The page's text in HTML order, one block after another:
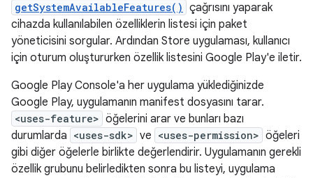
getSystemAvailableFeatures() çağrısını yaparak
cihazda kullanılabilen özelliklerin listesi için paket
yöneticisini sorgular. Ardından Store uygulaması, kullanıcı
için oturum oluştururken özellik listesini Google Play'e iletir.
Google Play Console'a her uygulama yüklediğinizde
Google Play, uygulamanın manifest dosyasını tarar.
<uses-feature> öğelerini arar ve bunları bazı
durumlarda <uses-sdk> ve <uses-permission> öğeleri
gibi diğer öğelerle birlikte değerlendirir. Uygulamanın gerekli
özellik grubunu belirledikten sonra bu listeyi, uygulama